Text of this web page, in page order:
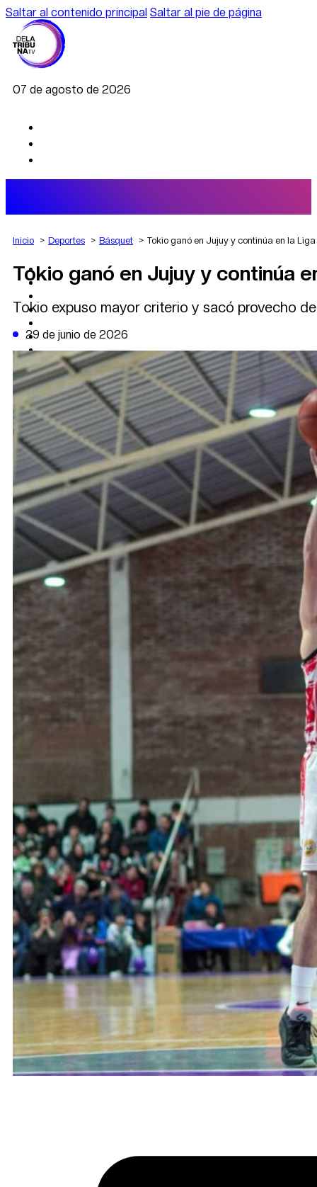
Saltar al contenido principal Saltar al pie de página
07 de agosto de 2026
AGRO
DEPORTES
POLÍTICA
DATA FIRME
DE LA TRIBUNA TV
Inicio Deportes Básquet Tokio ganó en Jujuy y continúa en la
Tokio ganó en Jujuy y continúa
Tokio expuso mayor criterio y sacó provecho
29 de junio de 2026